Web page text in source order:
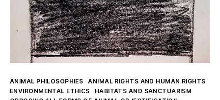
Kategorien
ANIMAL PHILOSOPHIES
ANIMAL RIGHTS AND HUMAN RIGHTS
ENVIRONMENTAL ETHICS
HABITATS AND SANCTUARISM